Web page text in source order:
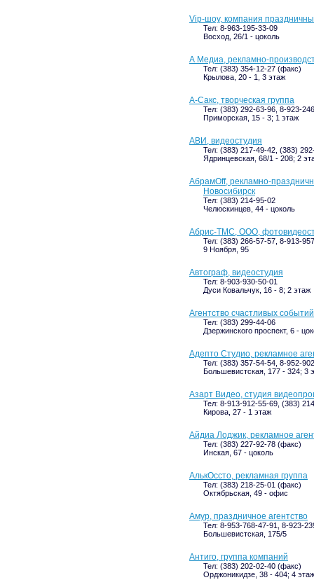
Vip-шоу, компания
Тел: 8-963-195-33-09
Восход, 26/1 - цоколь
А Медиа, рекламно-
Тел: (383) 354-12-27 (факс)
Крылова, 20 - 1, 3 этаж
А-Сакс, творческая группа
Тел: (383) 292-63-96, 8-923-
Приморская, 15 - 3; 1 этаж
АВИ, видеостудия
Тел: (383) 217-49-42, (383)
Ядринцевская, 68/1 - 208; 2
АбрамOff, рекламно-
Новосибирск
Тел: (383) 214-95-02
Челюскинцев, 44 - цоколь
Абрис-ТМС, ООО,
Тел: (383) 266-57-57, 8-913-
9 Ноября, 95
Автограф, видеостудия
Тел: 8-903-930-50-01
Дуси Ковальчук, 16 - 8; 2 этаж
Агентство счастливых событий
Тел: (383) 299-44-06
Дзержинского проспект, 6 -
Адепто Студио, рекламное
Тел: (383) 357-54-54, 8-952-
Большевистская, 177 - 324; 3
Азарт Видео, студия
Тел: 8-913-912-55-69, (383)
Кирова, 27 - 1 этаж
Айдиа Лоджик, рекламное
Тел: (383) 227-92-78 (факс)
Инская, 67 - цоколь
АлькОссто, рекламная группа
Тел: (383) 218-25-01 (факс)
Октябрьская, 49 - офис
Амур, праздничное агентство
Тел: 8-953-768-47-91, 8-923-
Большевистская, 175/5
Антиго, группа компаний
Тел: (383) 202-02-40 (факс)
Орджоникидзе, 38 - 404; 4 этаж